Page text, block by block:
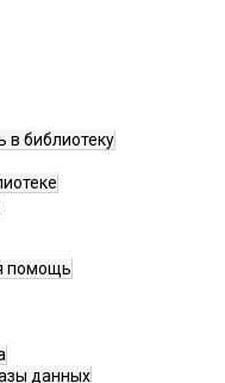
в библиотеку
помощь
данных